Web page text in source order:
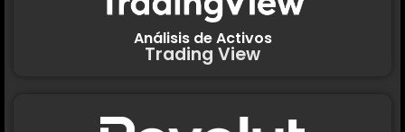
Análisis de Activos
Trading View